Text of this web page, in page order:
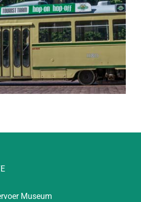
Museum